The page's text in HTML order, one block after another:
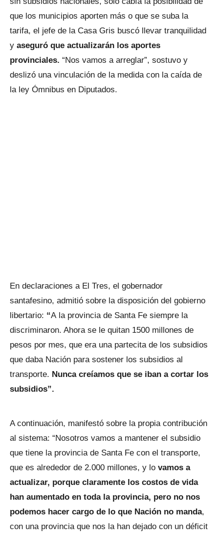
que los municipios aporten más o que se suba la
tarifa, el jefe de la Casa Gris buscó llevar tranquilidad
y aseguró que actualizarán los aportes
provinciales. “Nos vamos a arreglar”, sostuvo y
deslizó una vinculación de la medida con la caída de
la ley Ómnibus en Diputados.
En declaraciones a El Tres, el gobernador
santafesino, admitió sobre la disposición del gobierno
libertario: “A la provincia de Santa Fe siempre la
discriminaron. Ahora se le quitan 1500 millones de
pesos por mes, que era una partecita de los subsidios
que daba Nación para sostener los subsidios al
transporte. Nunca creíamos que se iban a cortar los
subsidios”.
A continuación, manifestó sobre la propia contribución
al sistema: “Nosotros vamos a mantener el subsidio
que tiene la provincia de Santa Fe con el transporte,
que es alrededor de 2.000 millones, y lo vamos a
actualizar, porque claramente los costos de vida
han aumentado en toda la provincia, pero no nos
podemos hacer cargo de lo que Nación no manda,
con una provincia que nos la han dejado con un déficit